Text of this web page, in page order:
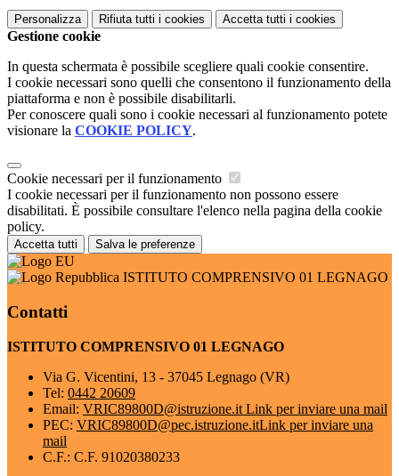
Personalizza Rifiuta tutti i cookies Accetta tutti i cookies
Gestione cookie
In questa schermata è possibile scegliere quali cookie consentire.
I cookie necessari sono quelli che consentono il funzionamento della
piattaforma e non è possibile disabilitarli.
Per conoscere quali sono i cookie necessari al funzionamento potete
visionare la COOKIE POLICY.
Cookie necessari per il funzionamento
I cookie necessari per il funzionamento non possono essere
disabilitati. È possibile consultare l'elenco nella pagina della cookie
policy.
Accetta tutti Salva le preferenze
ISTITUTO COMPRENSIVO 01 LEGNAGO
Contatti
ISTITUTO COMPRENSIVO 01 LEGNAGO
Via G. Vicentini, 13 - 37045 Legnago (VR)
Tel: 0442 20609
Email: VRIC89800D@istruzione.it Link per inviare una mail
PEC: VRIC89800D@pec.istruzione.itLink per inviare una
mail
C.F.: C.F. 91020380233